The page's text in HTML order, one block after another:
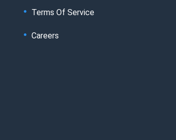
Terms Of Service
Careers